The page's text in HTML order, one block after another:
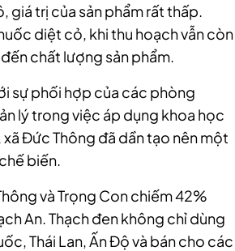
giá trị của sản phẩm rất thấp.
diệt cỏ, khi thu hoạch vẫn còn
chất lượng sản phẩm.
sự phối hợp của các phòng
lý trong việc áp dụng khoa học
Đức Thông đã dần tạo nên một
biến.
và Trọng Con chiếm 42%
An. Thạch đen không chỉ dùng
Thái Lan, Ấn Độ và bán cho các